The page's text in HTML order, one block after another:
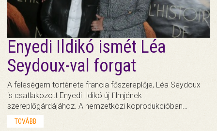
Enyedi Ildikó ismét Léa
Seydoux-val forgat
A feleségem története francia főszereplője, Léa Seydoux
is csatlakozott Enyedi Ildikó új filmjének
szereplőgárdájához. A nemzetközi koprodukcióban…
TOVÁBB